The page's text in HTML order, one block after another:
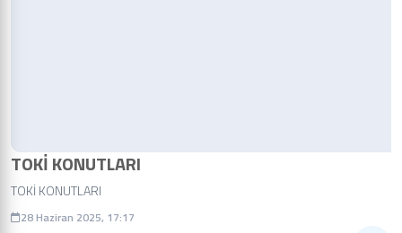
TOKİ KONUTLARI
TOKİ KONUTLARI
28 Haziran 2025, 17:17